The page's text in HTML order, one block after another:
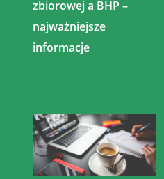
zbiorowej a BHP –
najważniejsze
informacje